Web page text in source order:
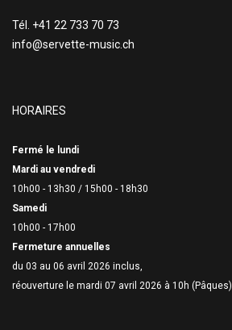
Tél. +41 22 733 70 73
info@servette-music.ch
HORAIRES
Fermé le lundi
Mardi au vendredi
10h00 - 13h30 / 15h00 - 18h30
Samedi
10h00 - 17h00
Fermeture annuelles
du 03 au 06 avril 2026 inclus,
réouverture le mardi 07 avril 2026 à 10h (Pâques)